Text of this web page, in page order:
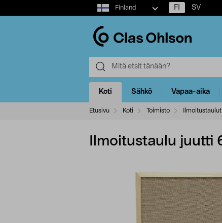
Select
market
Finland FI SV
Koti Sähkö Vapaa-aika
Etusivu Koti Toimisto
Ilmoitustaulu juutti